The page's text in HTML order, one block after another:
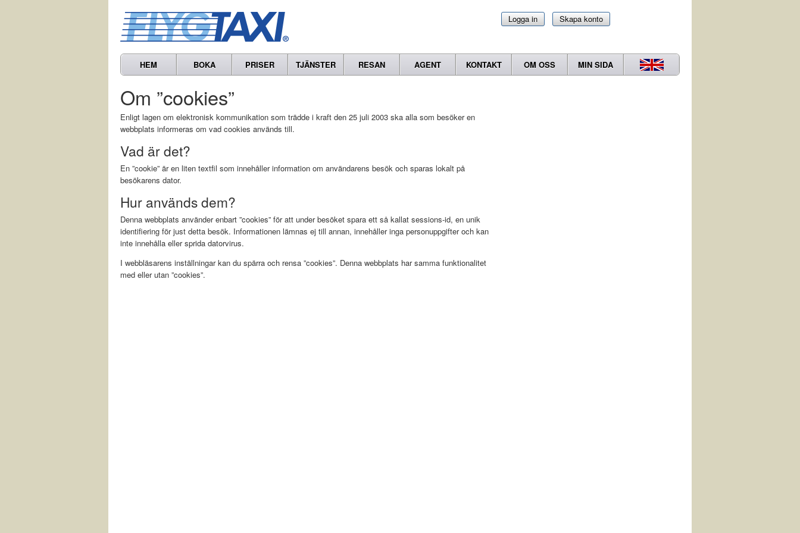
Logga in Skapa konto
HEM BOKA PRISER TJÄNSTER RESAN AGENT KONTAKT OM OSS MIN SIDA
Om ”cookies”
Enligt lagen om elektronisk kommunikation som trädde i kraft den 25 juli 2003 ska alla som besöker en
webbplats informeras om vad cookies används till.
Vad är det?
En ”cookie” är en liten textfil som innehåller information om användarens besök och sparas lokalt på
besökarens dator.
Hur används dem?
Denna webbplats använder enbart ”cookies” för att under besöket spara ett så kallat sessions-id, en unik
identifiering för just detta besök. Informationen lämnas ej till annan, innehåller inga personuppgifter och kan
inte innehålla eller sprida datorvirus.
I webbläsarens inställningar kan du spärra och rensa ”cookies”. Denna webbplats har samma funktionalitet
med eller utan ”cookies”.